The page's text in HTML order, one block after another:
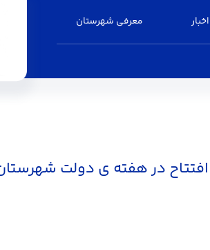
اخبار معرفی شهرستان
در هفته ی دولت